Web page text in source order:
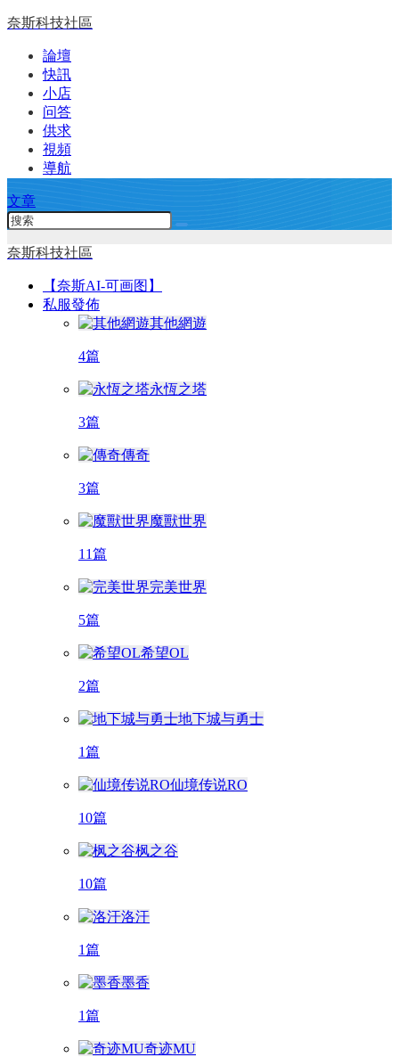
奈斯科技社區
論壇
快訊
小店
问答
供求
視頻
導航
文章
奈斯科技社區
【奈斯AI-可画图】
私服發佈
其他網遊
4篇
永恆之塔
3篇
傳奇
3篇
魔獸世界
11篇
完美世界
5篇
希望OL
2篇
地下城与勇士
1篇
仙境传说RO
10篇
枫之谷
10篇
洛汗
1篇
墨香
1篇
奇迹MU